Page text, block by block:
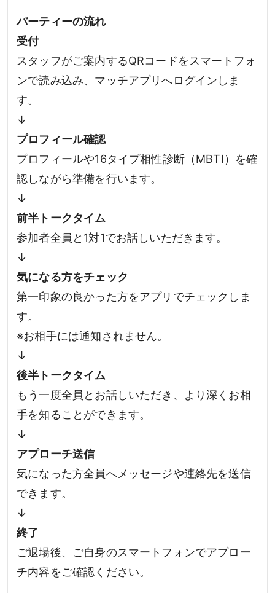
パーティーの流れ
受付
スタッフがご案内するQRコードをスマートフォ
ンで読み込み、マッチアプリへログインしま
す。
↓
プロフィール確認
プロフィールや16タイプ相性診断（MBTI）を確
認しながら準備を行います。
↓
前半トークタイム
参加者全員と1対1でお話しいただきます。
↓
気になる方をチェック
第一印象の良かった方をアプリでチェックしま
す。
※お相手には通知されません。
↓
後半トークタイム
もう一度全員とお話しいただき、より深くお相
手を知ることができます。
↓
アプローチ送信
気になった方全員へメッセージや連絡先を送信
できます。
↓
終了
ご退場後、ご自身のスマートフォンでアプロー
チ内容をご確認ください。